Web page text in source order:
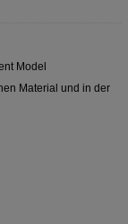
Model
Material und in der